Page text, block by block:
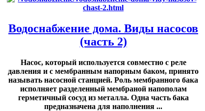
Водоснабжение дома. Виды насосов
(часть 2)
Насос, который используется совместно с реле
давления и с мембранным напорным баком, принято
называть насосной станцией. Роль мембранного бака
исполняет разделенный мембраной напополам
герметичный сосуд из металла. Одна часть бака
предназначена для наполнения ...